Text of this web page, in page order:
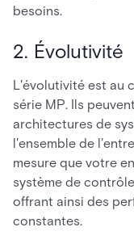
besoins.
2. Évolutivité
L'évolutivité est au
série MP. Ils
architectures de
l'ensemble de
mesure que votre
système de
offrant ainsi des
constantes.